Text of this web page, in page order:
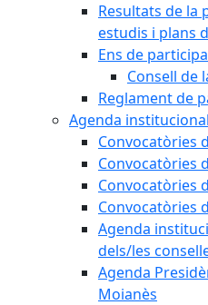
Resultats de la
estudis i plans
Ens de
Consell de
Reglament de
Agenda institucional
Convocatòries
Convocatòries
Convocatòries
Convocatòries
Agenda
dels/les
Agenda
Moianès